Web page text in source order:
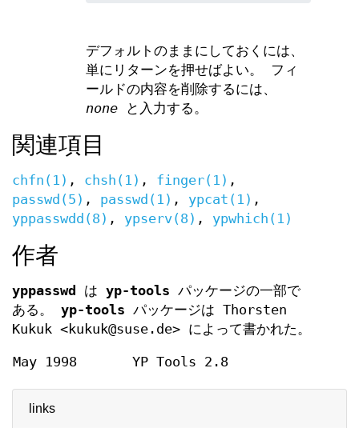
links
デフォルトのままにしておくには、
単にリターンを押せばよい。 フィ
ールドの内容を削除するには、
noneと入力する。
関連項目
chfn(1) , chsh(1) , finger(1) ,
passwd(5) , passwd(1) , ypcat(1) ,
yppasswdd(8) , ypserv(8) , ypwhich(1)
作者
yppasswd は yp-tools パッケージの一部で
ある。 yp-tools パッケージは Thorsten
Kukuk <kukuk@suse.de> によって書かれた。
May 1998 YP Tools 2.8